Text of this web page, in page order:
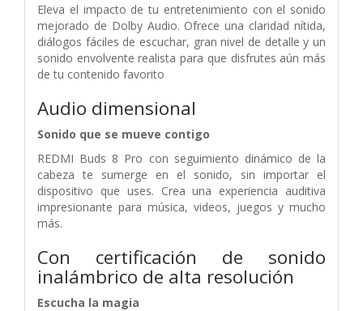
Eleva el impacto de tu entretenimiento con el sonido
mejorado de Dolby Audio. Ofrece una claridad nítida,
diálogos fáciles de escuchar, gran nivel de detalle y un
sonido envolvente realista para que disfrutes aún más
de tu contenido favorito
Audio dimensional
Sonido que se mueve contigo
REDMI Buds 8 Pro con seguimiento dinámico de la
cabeza te sumerge en el sonido, sin importar el
dispositivo que uses. Crea una experiencia auditiva
impresionante para música, videos, juegos y mucho
más.
Con certificación de sonido
inalámbrico de alta resolución
Escucha la magia